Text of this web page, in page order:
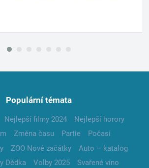
Populární témata
Nejlepší filmy 2024
Nejlepší horory
Změna času Partie
Počasí
ZOO Nové začátky
Auto – katalog
Dědka
Volby 2025
Svařené víno